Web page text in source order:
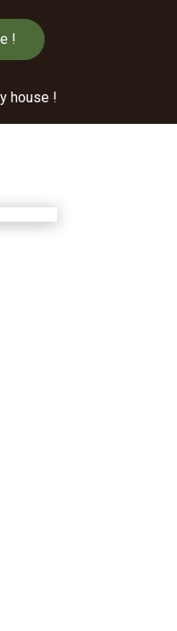
!
house !